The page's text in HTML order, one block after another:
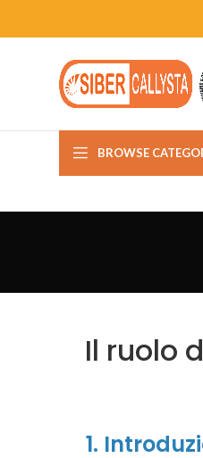
BROWSE
Il ruolo
1.